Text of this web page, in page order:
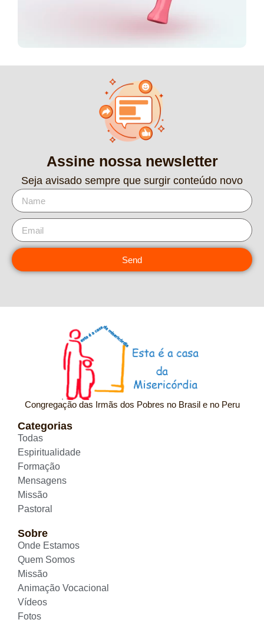
Assine nossa newsletter
Seja avisado sempre que surgir conteúdo novo
Send
Congregação das Irmãs dos Pobres no Brasil e no Peru
Categorias
Todas
Espiritualidade
Formação
Mensagens
Missão
Pastoral
Sobre
Onde Estamos
Quem Somos
Missão
Animação Vocacional
Vídeos
Fotos